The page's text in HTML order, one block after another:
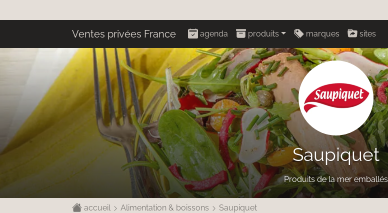
Ventes privées France agenda produits marques sites
Saupiquet
Produits de la mer emballés
accueil Alimentation & boissons Saupiquet